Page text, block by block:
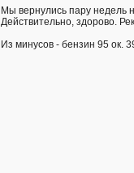
Мы вернулись пару недель
Действительно, здорово.
Из минусов - бензин 95 ок.